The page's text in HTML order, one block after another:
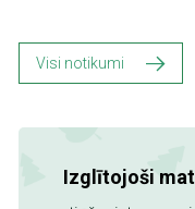
Visi notikumi
Izglītojoši